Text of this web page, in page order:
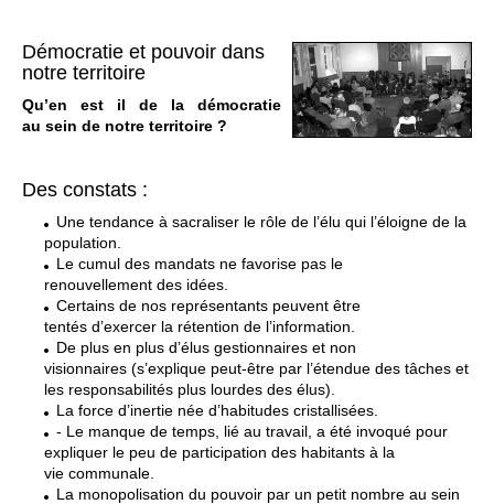
Démocratie et pouvoir dans
notre territoire
Qu’en est il de la démocratie
au sein de notre territoire ?
Des constats :
Une tendance à sacraliser le rôle de l’élu qui l’éloigne de la
population.
Le cumul des mandats ne favorise pas le
renouvellement des idées.
Certains de nos représentants peuvent être
tentés d’exercer la rétention de l’information.
De plus en plus d’élus gestionnaires et non
visionnaires (s’explique peut-être par l’étendue des tâches et
les responsabilités plus lourdes des élus).
La force d’inertie née d’habitudes cristallisées.
- Le manque de temps, lié au travail, a été invoqué pour
expliquer le peu de participation des habitants à la
vie communale.
La monopolisation du pouvoir par un petit nombre au sein